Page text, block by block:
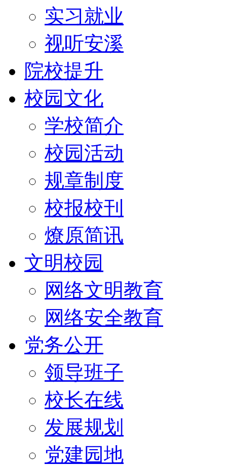
实习就业
视听安溪
院校提升
校园文化
学校简介
校园活动
规章制度
校报校刊
燎原简讯
文明校园
网络文明教育
网络安全教育
党务公开
领导班子
校长在线
发展规划
党建园地